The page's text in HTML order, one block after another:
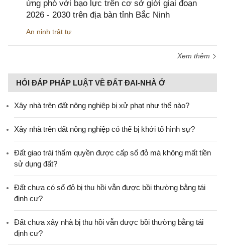
ứng phó với bạo lực trên cơ sở giới giai đoạn
2026 - 2030 trên địa bàn tỉnh Bắc Ninh
An ninh trật tự
Xem thêm
HỎI ĐÁP PHÁP LUẬT VỀ ĐẤT ĐAI-NHÀ Ở
Xây nhà trên đất nông nghiệp bị xử phạt như thế nào?
Xây nhà trên đất nông nghiệp có thể bị khởi tố hình sự?
Đất giao trái thẩm quyền được cấp sổ đỏ mà không mất tiền
sử dụng đất?
Đất chưa có sổ đỏ bị thu hồi vẫn được bồi thường bằng tái
định cư?
Đất chưa xây nhà bị thu hồi vẫn được bồi thường bằng tái
định cư?